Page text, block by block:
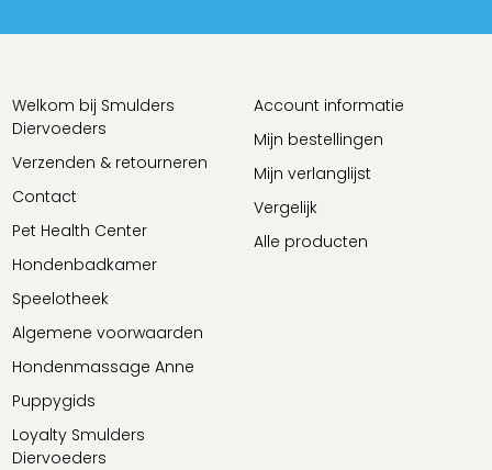
Welkom bij Smulders
Diervoeders
Verzenden & retourneren
Contact
Pet Health Center
Hondenbadkamer
Speelotheek
Algemene voorwaarden
Hondenmassage Anne
Puppygids
Loyalty Smulders
Diervoeders
Account informatie
Mijn bestellingen
Mijn verlanglijst
Vergelijk
Alle producten